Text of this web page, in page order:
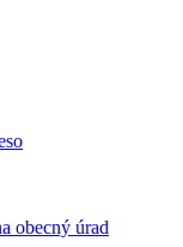
obecný úrad